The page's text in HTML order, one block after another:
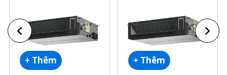
+ Thêm + Thêm